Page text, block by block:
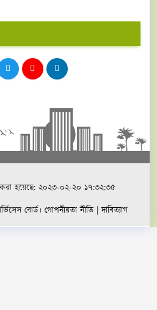
করা হয়েছে: ২০২৩-০২-২০ ১৭:৩২:৩৫
বোর্ড। গোপনীয়তা নীতি |দাবিত্যাগ